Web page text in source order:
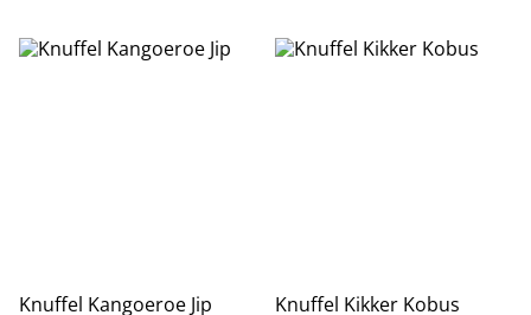
Knuffel Kangoeroe Jip Knuffel Kikker Kobus